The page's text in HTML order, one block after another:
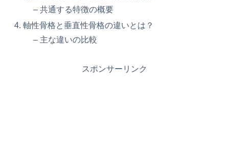
– 共通する特徴の概要
軸性骨格と垂直性骨格の違いとは？
– 主な違いの比較
スポンサーリンク